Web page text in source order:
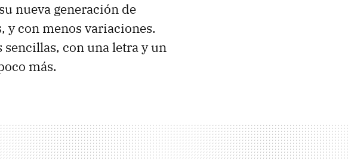
nueva generación de
y con menos variaciones.
sencillas, con una letra y un
más.